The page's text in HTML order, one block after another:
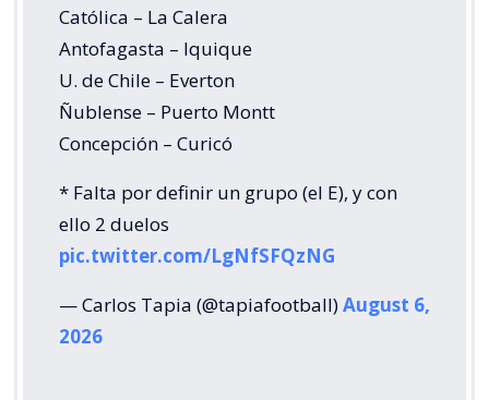
Católica – La Calera
Antofagasta – Iquique
U. de Chile – Everton
Ñublense – Puerto Montt
Concepción – Curicó
* Falta por definir un grupo (el E), y con
ello 2 duelos
pic.twitter.com/LgNfSFQzNG
— Carlos Tapia (@tapiafootball)August 6,
2026